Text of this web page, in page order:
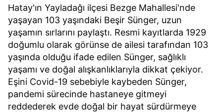
Hatay'ın Yayladağı ilçesi Bezge Mahallesi'nde
yaşayan 103 yaşındaki Beşir Sünger, uzun
yaşamın sırlarını paylaştı. Resmi kayıtlarda 1929
doğumlu olarak görünse de ailesi tarafından 103
yaşında olduğu ifade edilen Sünger, sağlıklı
yaşamı ve doğal alışkanlıklarıyla dikkat çekiyor.
Eşini Covid-19 sebebiyle kaybeden Sünger,
pandemi sürecinde hastaneye gitmeyi
reddederek evde doğal bir hayat sürdürmeye